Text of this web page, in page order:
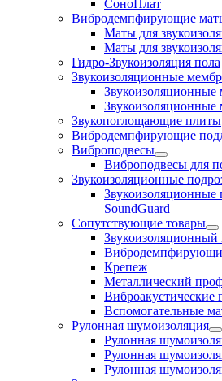
СоноПлат
Вибродемпфирующие
Маты для
Маты для
Гидро-Звукоизоляция пола
Звукоизоляционные
Звукоизоляционные
Звукоизоляционные
Звукопоглощающие плиты
Вибродемпфирующие
Виброподвесы
Виброподвесы для
Звукоизоляционные
Звукоизоляционные
SoundGuard
Сопутствующие товары
Звукоизоляционный
Крепеж
Металлический
Виброакустические
Вспомогательные
Рулонная шумоизоляция
Рулонная
Рулонная
Рулонная